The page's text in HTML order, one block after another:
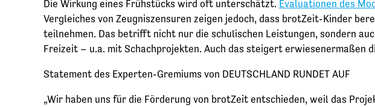
Die Wirkung eines Frühstücks wird oft unterschätzt. Evaluationen des
Vergleiches von Zeugniszensuren zeigen jedoch, dass brotZeit-Kinder
teilnehmen. Das betrifft nicht nur die schulischen Leistungen, sondern
Freizeit – u.a. mit Schachprojekten. Auch das steigert erwiesenermaßen
Statement des Experten-Gremiums von DEUTSCHLAND RUNDET AUF
„Wir haben uns für die Förderung von brotZeit entschieden, weil das